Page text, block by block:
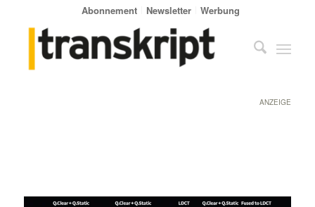
Abonnement Newsletter Werbung
ANZEIGE